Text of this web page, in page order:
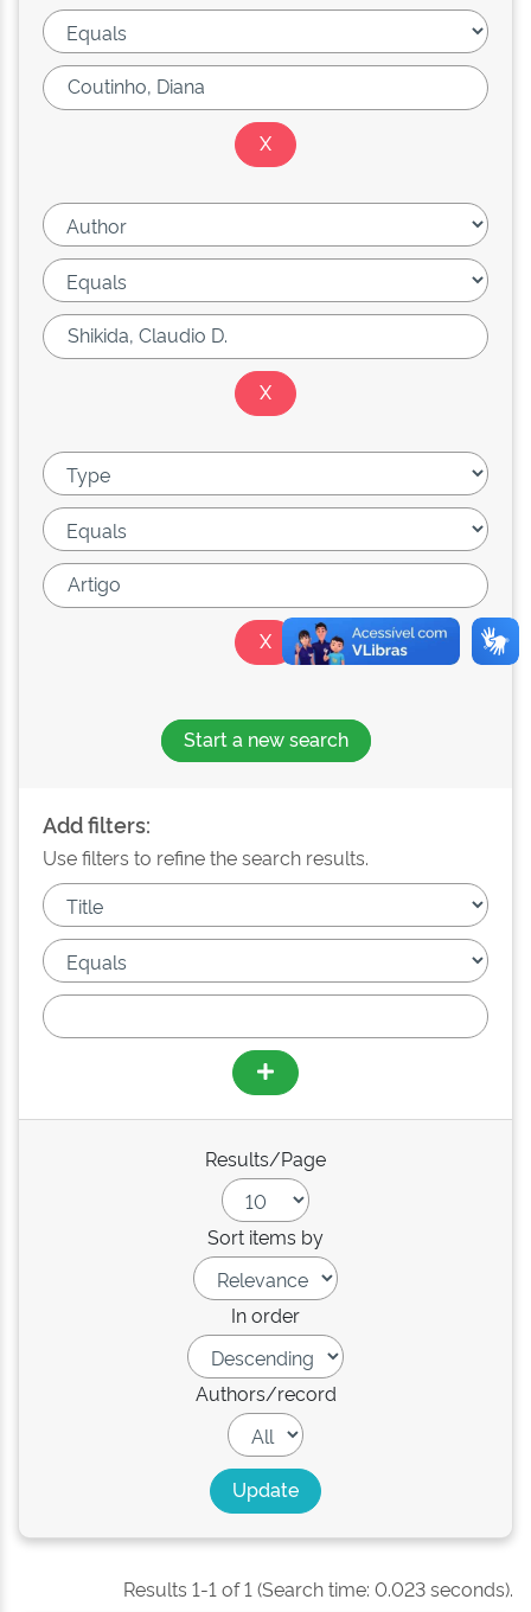
Start a new search
Add filters:
Use filters to refine the search results.
Results/Page
Sort items by
In order
Authors/record
Results 1-1 of 1 (Search time: 0.023 seconds).